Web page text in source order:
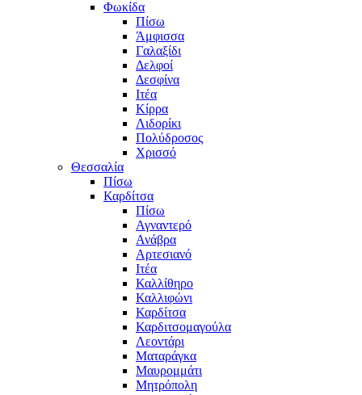
Φωκίδα
Πίσω
Άμφισσα
Γαλαξίδι
Δελφοί
Δεσφίνα
Ιτέα
Κίρρα
Λιδορίκι
Πολύδροσος
Χρισσό
Θεσσαλία
Πίσω
Καρδίτσα
Πίσω
Αγναντερό
Ανάβρα
Αρτεσιανό
Ιτέα
Καλλίθηρο
Καλλιφώνι
Καρδίτσα
Καρδιτσομαγούλα
Λεοντάρι
Ματαράγκα
Μαυρομμάτι
Μητρόπολη